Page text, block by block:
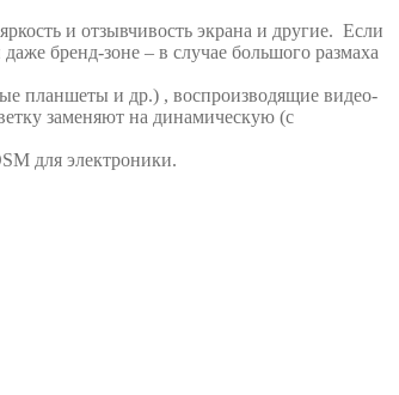
и отзывчивость экрана и другие. Если
бренд-зоне – в случае большого размаха
планшеты и др.) , воспроизводящие видео-
заменяют на динамическую (с
для электроники.